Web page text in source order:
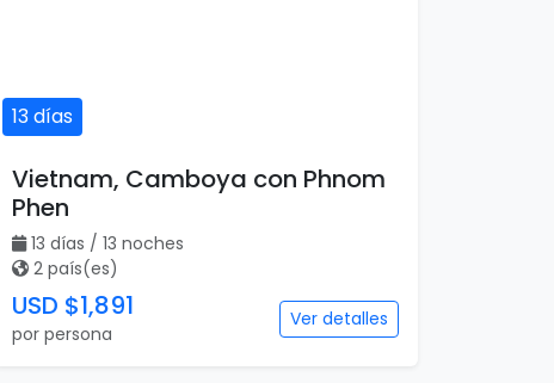
USD $1,891
por persona